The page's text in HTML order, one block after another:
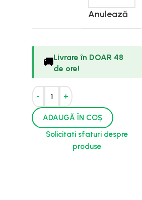
Anulează
🚚Livrare în DOAR 48
de ore!
- +
ADAUGĂ ÎN COȘ
Solicitati sfaturi despre
produse